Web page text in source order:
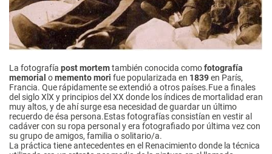
La fotografía post mortemtambién conocida comofotografía
memorial omemento mori fue popularizada en 1839en París,
Francia. Que rápidamente se extendió a otros países.Fue a finales
del siglo XlX y principios del XX donde los índices de mortalidad eran
muy altos, y de ahí surge esa necesidad de guardar un último
recuerdo de ésa persona.Estas fotografías consistían en vestir al
cadáver con su ropa personal y era fotografiado por última vez con
su grupo de amigos, familia o solitario/a.
La práctica tiene antecedentes en el Renacimiento donde la técnica